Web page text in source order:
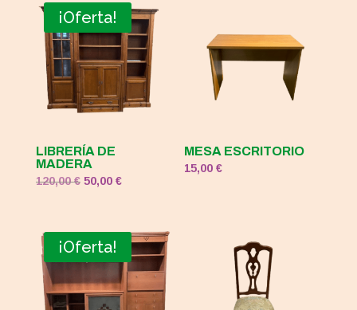
¡Oferta!
LIBRERÍA DE
MADERA
120,00€ El
era:
120,00 €.
50,00 €El
es:
50,00 €.
MESA ESCRITORIO
15,00€
¡Oferta!